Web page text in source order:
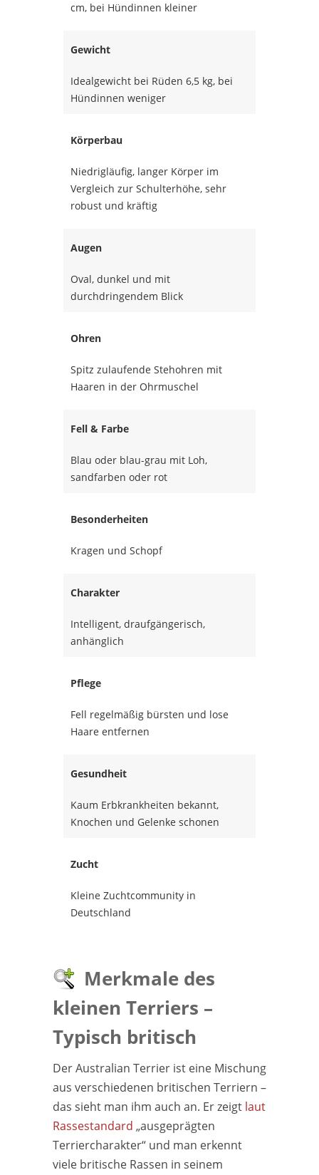
cm, bei Hündinnen kleiner
Gewicht
Idealgewicht bei Rüden 6,5 kg, bei
Hündinnen weniger
Körperbau
Niedrigläufig, langer Körper im
Vergleich zur Schulterhöhe, sehr
robust und kräftig
Augen
Oval, dunkel und mit
durchdringendem Blick
Ohren
Spitz zulaufende Stehohren mit
Haaren in der Ohrmuschel
Fell & Farbe
Blau oder blau-grau mit Loh,
sandfarben oder rot
Besonderheiten
Kragen und Schopf
Charakter
Intelligent, draufgängerisch,
anhänglich
Pflege
Fell regelmäßig bürsten und lose
Haare entfernen
Gesundheit
Kaum Erbkrankheiten bekannt,
Knochen und Gelenke schonen
Zucht
Kleine Zuchtcommunity in
Deutschland
Merkmale des
kleinen Terriers –
Typisch britisch
Der Australian Terrier ist eine Mischung
aus verschiedenen britischen Terriern –
das sieht man ihm auch an. Er zeigt laut
Rassestandard „ausgeprägten
Terriercharakter“ und man erkennt
viele britische Rassen in seinem